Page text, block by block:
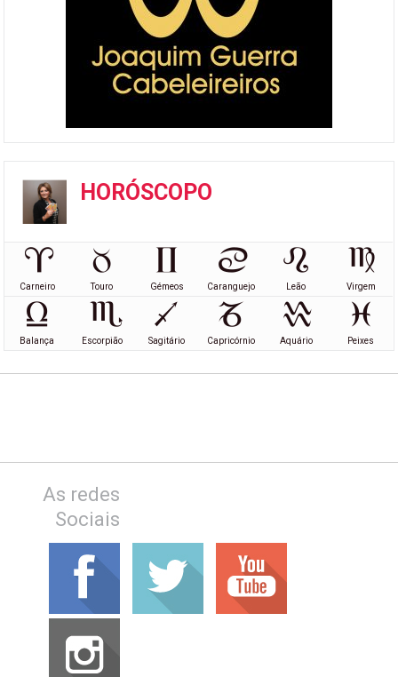
HORÓSCOPO
Carneiro Touro Gémeos Caranguejo Leão Virgem
Balança Escorpião Sagitário Capricórnio Aquário Peixes
As redes
Sociais